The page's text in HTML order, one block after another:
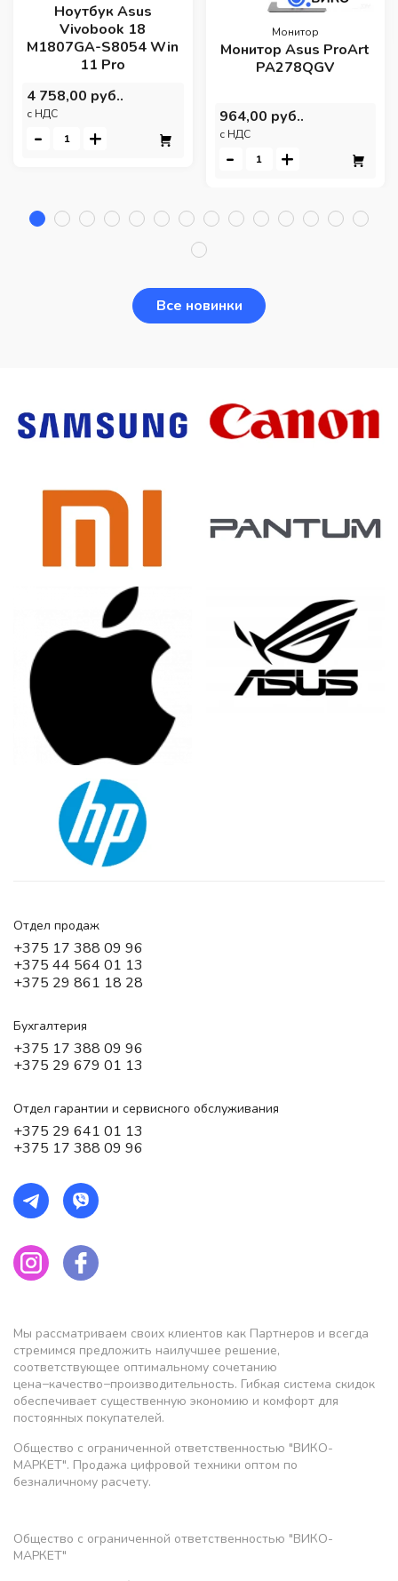
Ноутбук Asus
Vivobook 18
M1807GA-S8054 Win
11 Pro
4 758,00 руб..
c НДС
- +
Монитор
Монитор Asus ProArt
PA278QGV
964,00 руб..
c НДС
- +
Все новинки
Отдел продаж
+375 17 388 09 96
+375 44 564 01 13
+375 29 861 18 28
Бухгалтерия
+375 17 388 09 96
+375 29 679 01 13
Отдел гарантии и сервисного обслуживания
+375 29 641 01 13
+375 17 388 09 96
Мы рассматриваем своих клиентов как Партнеров и всегда
стремимся предложить наилучшее решение,
соответствующее оптимальному сочетанию
цена−качество−производительность. Гибкая система скидок
обеспечивает существенную экономию и комфорт для
постоянных покупателей.
Общество с ограниченной ответственностью "ВИКО-
МАРКЕТ". Продажа цифровой техники оптом по
безналичному расчету.
Общество с ограниченной ответственностью "ВИКО-
МАРКЕТ"